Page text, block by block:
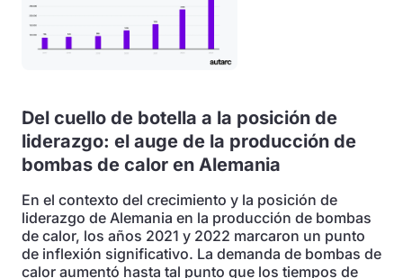
Del cuello de botella a la posición de
liderazgo: el auge de la producción de
bombas de calor en Alemania
En el contexto del crecimiento y la posición de
liderazgo de Alemania en la producción de bombas
de calor, los años 2021 y 2022 marcaron un punto
de inflexión significativo. La demanda de bombas de
calor aumentó hasta tal punto que los tiempos de